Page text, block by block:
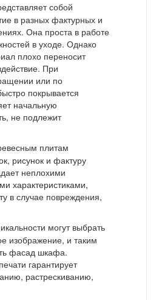
собой
в разных фактурных и
Она проста в работе
в уходе. Однако
плохо переносит
При
или по
покрывается
начальную
не подлежит
плитам
рисунок и фактуру
неплохими
характеристиками,
в случае повреждения,
могут выбрать
изображение, и таким
фасад шкафа.
гарантирует
растрескиванию,